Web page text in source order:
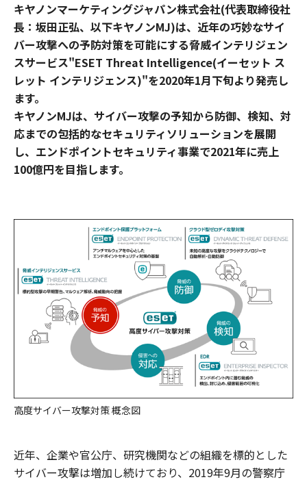
キヤノンマーケティングジャパン株式会社(代表取締役社
長：坂田正弘、以下キヤノンMJ)は、近年の巧妙なサイ
バー攻撃への予防対策を可能にする脅威インテリジェン
スサービス"ESET Threat Intelligence(イーセット ス
レット インテリジェンス)"を2020年1月下旬より発売し
ます。
キヤノンMJは、サイバー攻撃の予知から防御、検知、対
応までの包括的なセキュリティソリューションを展開
し、エンドポイントセキュリティ事業で2021年に売上
100億円を目指します。
高度サイバー攻撃対策 概念図
近年、企業や官公庁、研究機関などの組織を標的とした
サイバー攻撃は増加し続けており、2019年9月の警察庁